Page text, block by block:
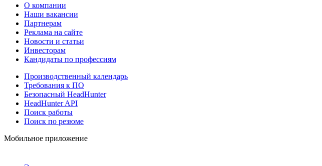
О компании
Наши вакансии
Партнерам
Реклама на сайте
Новости и статьи
Инвесторам
Кандидаты по профессиям
Производственный календарь
Требования к ПО
Безопасный HeadHunter
HeadHunter API
Поиск работы
Поиск по резюме
Мобильное приложение